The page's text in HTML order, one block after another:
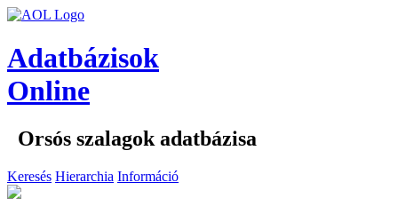
Adatbázisok
Online
Orsós szalagok adatbázisa
Keresés Hierarchia Információ